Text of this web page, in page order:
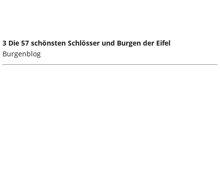
3 Die 57 schönsten Schlösser und Burgen der Eifel
Burgenblog